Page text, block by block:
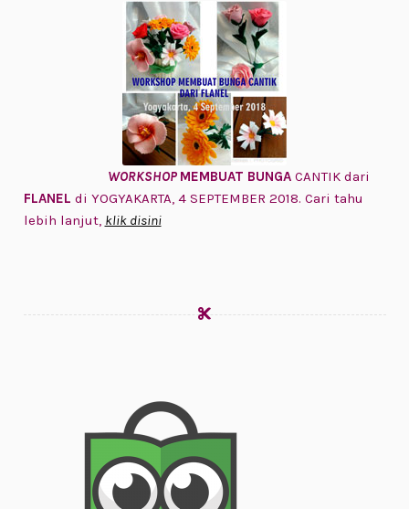
WORKSHOP MEMBUAT BUNGACANTIK dari
FLANEL di YOGYAKARTA, 4 SEPTEMBER 2018. Cari tahu
lebih lanjut, klik disini